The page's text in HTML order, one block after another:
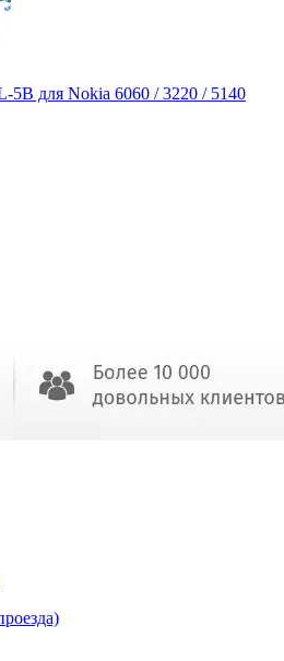
5B для Nokia 6060 / 3220 / 5140